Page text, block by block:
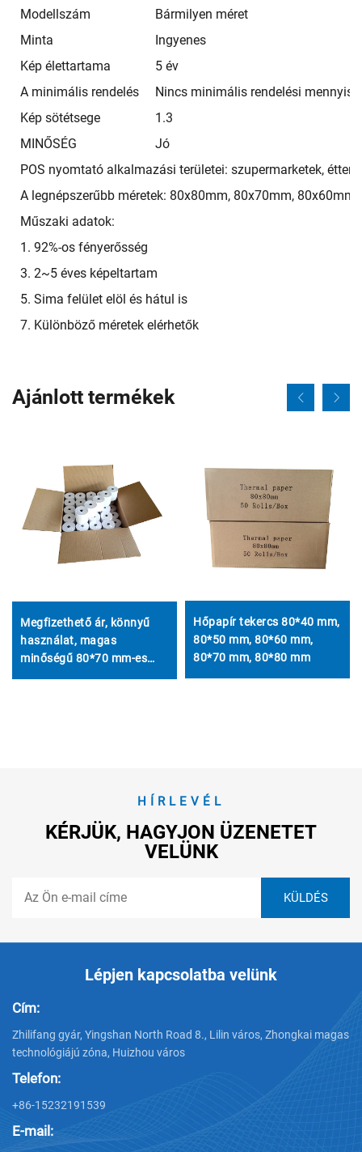
Modellszám
Bármilyen méret
Minta
Ingyenes
Kép élettartama
5 év
A minimális rendelés
Nincs minimális rendelési
Kép sötétsege
1.3
MINŐSÉG
Jó
POS nyomtató alkalmazási területei: szupermarketek,
A legnépszerűbb méretek: 80x80mm, 80x70mm,
Műszaki adatok:
1. 92%-os fényerősség
3. 2~5 éves képeltartam
5. Sima felület elöl és hátul is
7. Különböző méretek elérhetők
Ajánlott termékek
Megfizethető ár, könnyű
használat, magas
minőségű 80*70 mm-es
Hőpapír tekercs 80*40 mm,
80*50 mm, 80*60 mm,
80*70 mm, 80*80 mm
HÍRLEVÉL
KÉRJÜK, HAGYJON ÜZENETET
VELÜNK
Lépjen kapcsolatba velünk
Cím:
Zhilifang gyár, Yingshan North Road 8., Lilin város, Zhongkai magas
technológiájú zóna, Huizhou város
Telefon:
+86-15232191539
E-mail: